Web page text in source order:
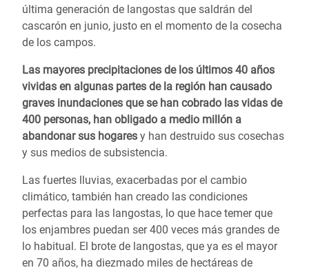
última generación de langostas que saldrán del
cascarón en junio, justo en el momento de la cosecha
de los campos.
Las mayores precipitaciones de los últimos 40 años
vividas en algunas partes de la región han causado
graves inundaciones que se han cobrado las vidas de
400 personas, han obligado a medio millón a
abandonar sus hogares y han destruido sus cosechas
y sus medios de subsistencia.
Las fuertes lluvias, exacerbadas por el cambio
climático, también han creado las condiciones
perfectas para las langostas, lo que hace temer que
los enjambres puedan ser 400 veces más grandes de
lo habitual. El brote de langostas, que ya es el mayor
en 70 años, ha diezmado miles de hectáreas de